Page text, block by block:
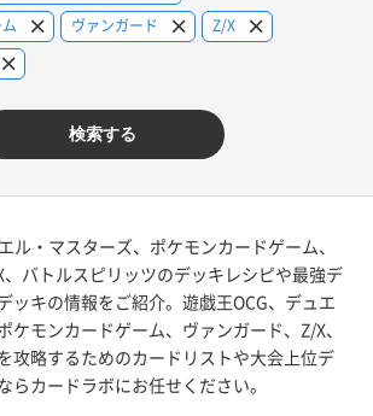
ヴァンガード
Z/X
検索する
ル・マスターズ、ポケモンカードゲーム、
バトルスピリッツのデッキレシピや最強デ
ッキの情報をご紹介。遊戯王OCG、デュエ
ケモンカードゲーム、ヴァンガード、Z/X、
攻略するためのカードリストや大会上位デ
らカードラボにお任せください。